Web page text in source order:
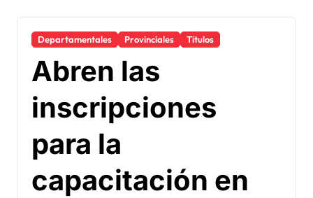
Departamentales Provinciales Titulos
Abren las
inscripciones
para la
capacitación en